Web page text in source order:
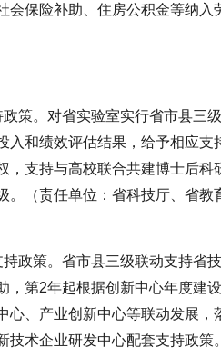
会保险补助、住房公积金等纳入
策。对省实验室实行省市县三
入和绩效评估结果，给予相应支
，支持与高校联合共建博士后科
。（责任单位：省科技厅、省教
政策。省市县三级联动支持省
，第2年起根据创新中心年度建
、产业创新中心等联动发展，
技术企业研发中心配套支持政策